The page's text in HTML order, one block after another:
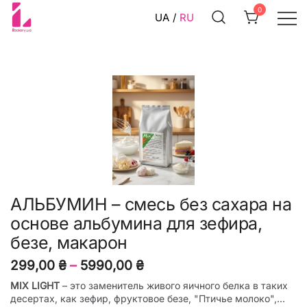
0
АЛЬБУМИН – смесь без сахара на
основе альбумина для зефира,
безе, макарон
299,00 ₴ – 5990,00 ₴
MIX LIGHT – это заменитель живого яичного белка в таких
десертах, как зефир, фруктовое безе, "Птичье молоко",
UA RU